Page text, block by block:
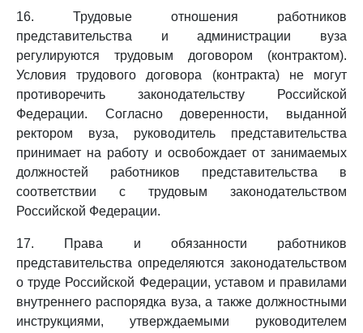
16. Трудовые отношения работников
представительства и администрации вуза
регулируются трудовым договором (контрактом).
Условия трудового договора (контракта) не могут
противоречить законодательству Российской
Федерации. Согласно доверенности, выданной
ректором вуза, руководитель представительства
принимает на работу и освобождает от занимаемых
должностей работников представительства в
соответствии с трудовым законодательством
Российской Федерации.
17. Права и обязанности работников
представительства определяются законодательством
о труде Российской Федерации, уставом и правилами
внутреннего распорядка вуза, а также должностными
инструкциями, утверждаемыми руководителем